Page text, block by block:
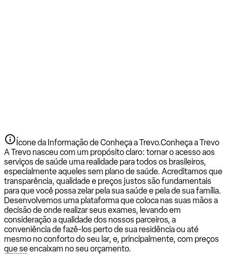
Ícone da Informação de Conheça a Trevo.Conheça a Trevo
A Trevo nasceu com um propósito claro: tornar o acesso aos
serviços de saúde uma realidade para todos os brasileiros,
especialmente aqueles sem plano de saúde. Acreditamos que
transparência, qualidade e preços justos são fundamentais
para que você possa zelar pela sua saúde e pela de sua família.
Desenvolvemos uma plataforma que coloca nas suas mãos a
decisão de onde realizar seus exames, levando em
consideração a qualidade dos nossos parceiros, a
conveniência de fazê-los perto de sua residência ou até
mesmo no conforto do seu lar, e, principalmente, com preços
que se encaixam no seu orçamento.